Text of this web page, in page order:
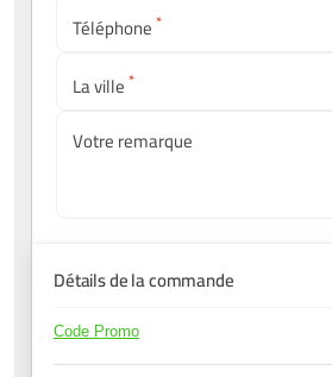
Téléphone*
La ville*
Votre remarque
Détails de la commande
Code Promo